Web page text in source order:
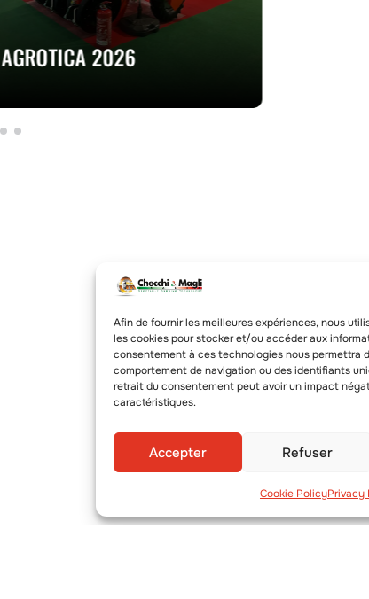
Afin de fournir les meilleures expériences, nous
les cookies pour stocker et/ou accéder aux
consentement à ces technologies nous permettra
comportement de navigation ou des identifiants
retrait du consentement peut avoir un impact
caractéristiques.
Accepter Refuser
Cookie PolicyPrivacy
AGROTICA 2026